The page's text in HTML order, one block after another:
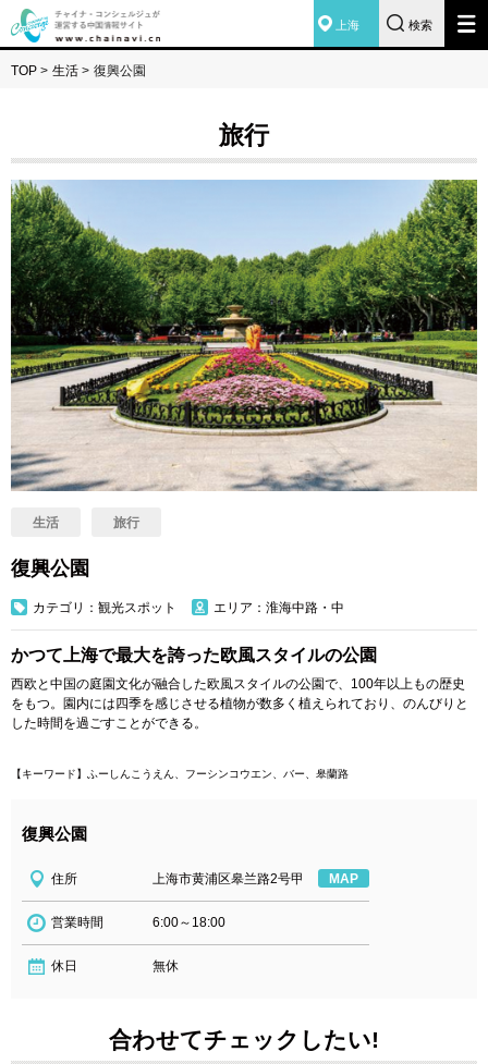
上海 検索
TOP > 生活 > 復興公園
旅行
生活 旅行
復興公園
カテゴリ：観光スポット エリア：淮海中路・中
かつて上海で最大を誇った欧風スタイルの公園
西欧と中国の庭園文化が融合した欧風スタイルの公園で、100年以上もの歴史
をもつ。園内には四季を感じさせる植物が数多く植えられており、のんびりと
した時間を過ごすことができる。
【キーワード】ふーしんこうえん、フーシンコウエン、バー、 皋蘭路
復興公園
住所 上海市黄浦区皋兰路2号甲 MAP
営業時間 6:00～18:00
休日 無休
合わせてチェックしたい!